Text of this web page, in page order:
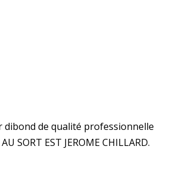
dibond de qualité professionnelle
SORT EST JEROME CHILLARD.